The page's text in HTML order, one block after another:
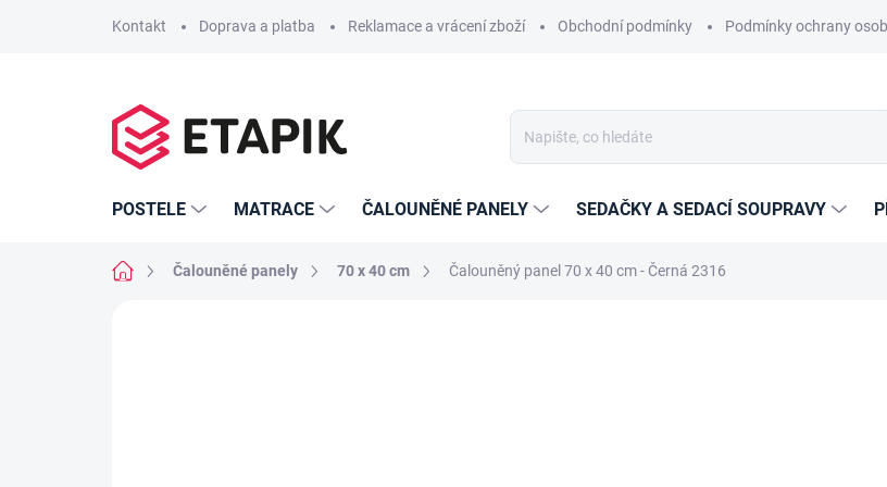
Kontakt Doprava a platba Reklamace a vrácení zboží Obchodní podmínky Podmínky ochrany
POSTELE MATRACE ČALOUNĚNÉ PANELY SEDAČKY A SEDACÍ SOUPRAVY
Domů Čalouněné panely 70 x 40 cm Čalouněný panel 70 x 40 cm - Černá 2316